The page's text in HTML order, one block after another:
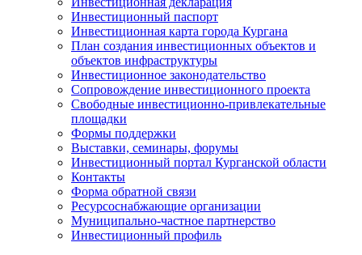
Инвестиционный паспорт
Инвестиционная карта города Кургана
План создания инвестиционных объектов и
объектов инфраструктуры
Инвестиционное законодательство
Сопровождение инвестиционного проекта
Свободные инвестиционно-привлекательные
площадки
Формы поддержки
Выставки, семинары, форумы
Инвестиционный портал Курганской области
Контакты
Форма обратной связи
Ресурсоснабжающие организации
Муниципально-частное партнерство
Инвестиционный профиль